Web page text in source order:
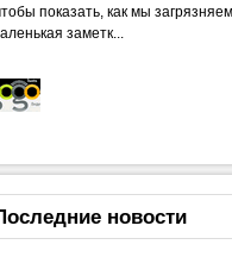
показать, как мы
заметк...
новости